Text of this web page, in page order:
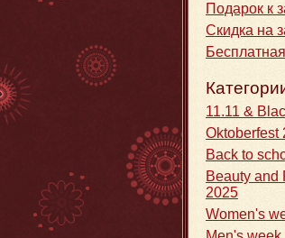
Подарок к
Скидка на
11.11 &
Oktoberfest
Back to
Beauty and
2025
Women's